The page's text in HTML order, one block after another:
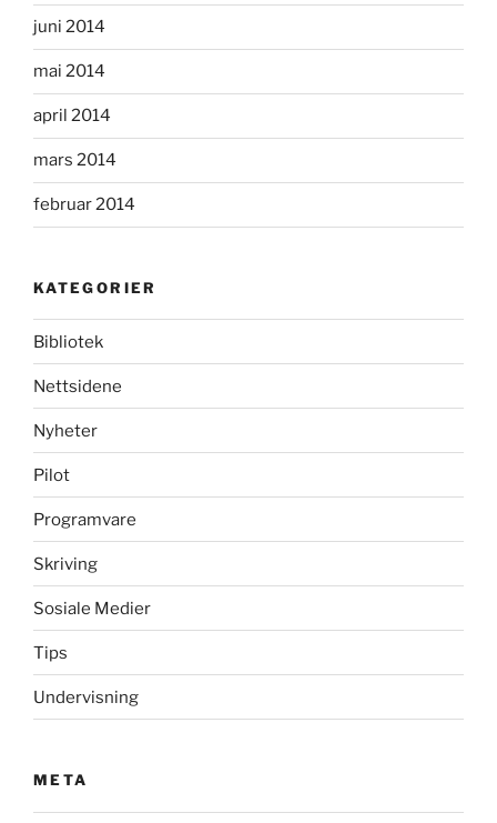
juni 2014
mai 2014
april 2014
mars 2014
februar 2014
KATEGORIER
Bibliotek
Nettsidene
Nyheter
Pilot
Programvare
Skriving
Sosiale Medier
Tips
Undervisning
META